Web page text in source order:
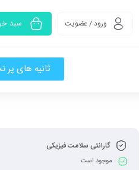
ورود / عضویت سبد
ثانیه های پر
گارانتی سلامت فیزیکی
موجود است